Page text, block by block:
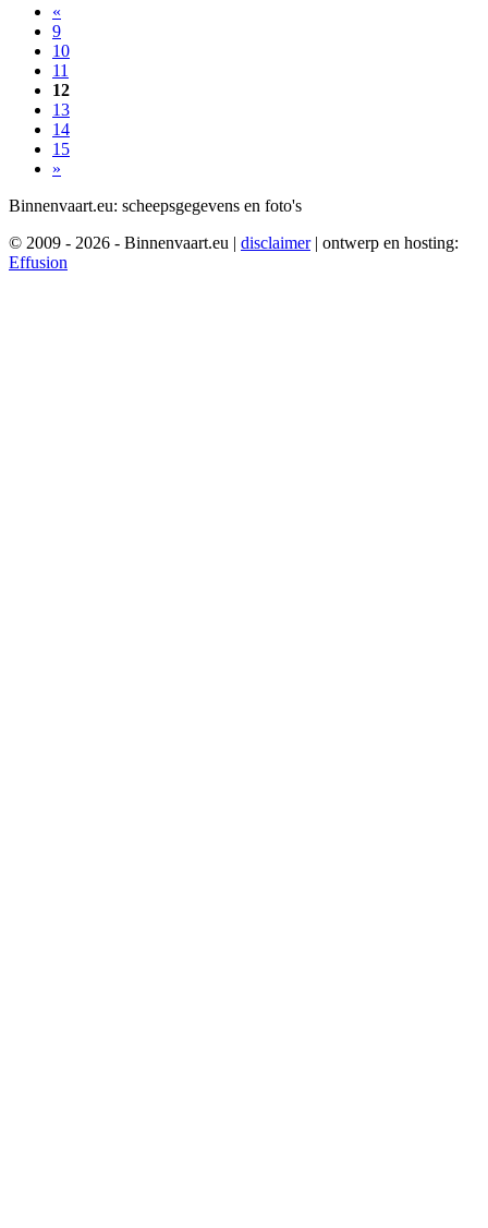
«
9
10
11
12
13
14
15
»
Binnenvaart.eu: scheepsgegevens en foto's
© 2009 - 2026 - Binnenvaart.eu | disclaimer | ontwerp en hosting:
Effusion